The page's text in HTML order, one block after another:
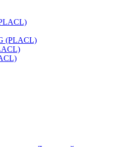
(PLACL)